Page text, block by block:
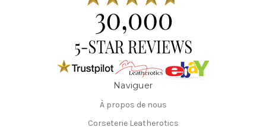
Naviguer
À propos de nous
Corseterie Leatherotics